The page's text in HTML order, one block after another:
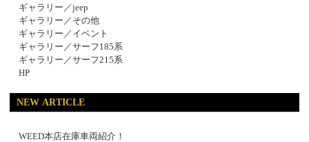
ギャラリー／jeep
ギャラリー／その他
ギャラリー／イベント
ギャラリー／サーフ185系
ギャラリー／サーフ215系
HP
NEW ARTICLE
WEED本店在庫車両紹介！